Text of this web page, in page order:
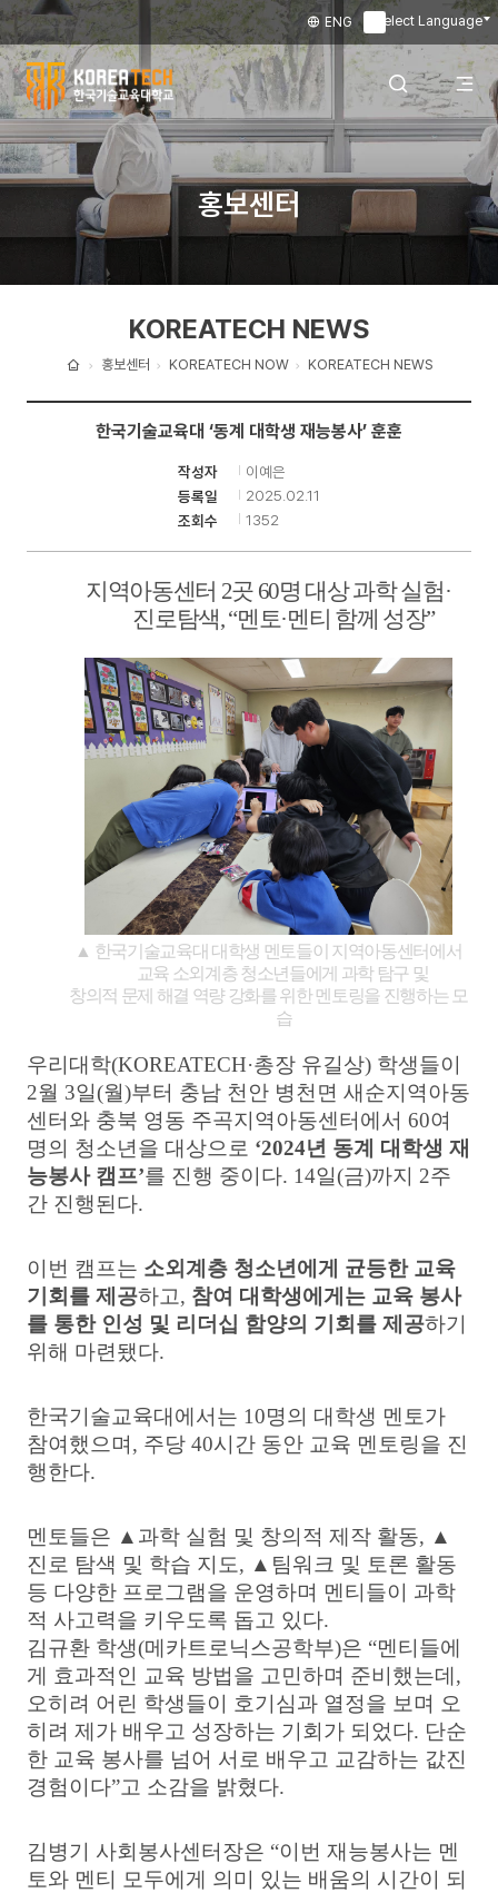
Select Language
ENG
한
국
교
학
전
뉴
홍보센터
홈
홍보센터 KOREATECH NOW KOREATECH NEWS
KOREATECH NEWS
한국기술교육대 ‘동계 대학생 재능봉사’ 훈훈
작성자
이예은
등록일
2025.02.11
조회수
1352
지역아동센터 2곳 60명 대상 과학 실험·
진로탐색, “멘토·멘티 함께 성장”
▲ 한국기술교육대 대학생 멘토들이 지역아동센터에서
교육 소외계층 청소년들에게 과학 탐구 및
창의적 문제 해결 역량 강화를 위한 멘토링을 진행하는 모
습
우리대학(KOREATECH·총장 유길상) 학생들이
2월 3일(월)부터 충남 천안 병천면 새순지역아동
센터와 충북 영동 주곡지역아동센터에서 60여
명의 청소년을 대상으로 ‘2024년 동계 대학생 재
능봉사 캠프’를 진행 중이다. 14일(금)까지 2주
간 진행된다.
이번 캠프는 소외계층 청소년에게 균등한 교육
기회를 제공하고, 참여 대학생에게는 교육 봉사
를 통한 인성 및 리더십 함양의 기회를 제공하기
위해 마련됐다.
한국기술교육대에서는 10명의 대학생 멘토가
참여했으며, 주당 40시간 동안 교육 멘토링을 진
행한다.
멘토들은 ▲ 과학 실험 및 창의적 제작 활동, ▲
진로 탐색 및 학습 지도, ▲ 팀워크 및 토론 활동
등 다양한 프로그램을 운영하며 멘티들이 과학
적 사고력을 키우도록 돕고 있다.
김규환 학생(메카트로닉스공학부)은 “멘티들에
게 효과적인 교육 방법을 고민하며 준비했는데,
오히려 어린 학생들이 호기심과 열정을 보며 오
히려 제가 배우고 성장하는 기회가 되었다. 단순
한 교육 봉사를 넘어 서로 배우고 교감하는 값진
경험이다”고 소감을 밝혔다.
김병기 사회봉사센터장은 “이번 재능봉사는 멘
토와 멘티 모두에게 의미 있는 배움의 시간이 되